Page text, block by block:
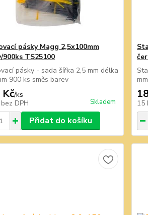
pásky Magg 2,5x100mm
900ks TS25100
pásky - sada šířka 2,5 mm délka
900 ks směs barev
/ks
bez DPH Skladem
Přidat do košíku
15